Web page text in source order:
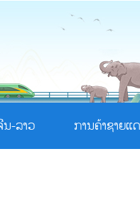
ນ-ລາວ ການຄ້າຊາຍແ